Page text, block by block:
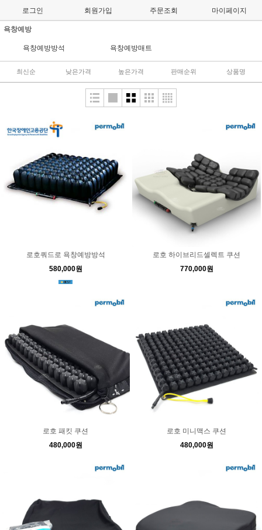
로그인 회원가입 주문조회 마이페이지
욕창예방
욕창예방방석 욕창예방매트
최신순 낮은가격 높은가격 판매순위 상품명
로호쿼드로 욕창예방방석
580,000원
로호 하이브리드셀렉트 쿠션
770,000원
로호 패킷 쿠션
480,000원
로호 미니맥스 쿠션
480,000원